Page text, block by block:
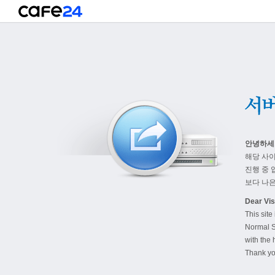
안녕하
해당 사
진행 중
보다 나
Dear
This site
Normal
with the
Thank